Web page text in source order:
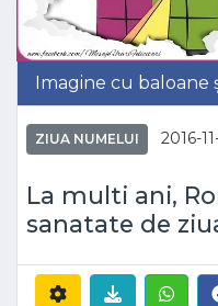
Imagine cu baloane
ZIUA NUMELUI 2016-
La multi ani,
sanatate de